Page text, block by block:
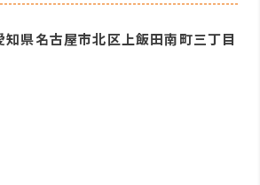
県名古屋市北区上飯田南町三丁目